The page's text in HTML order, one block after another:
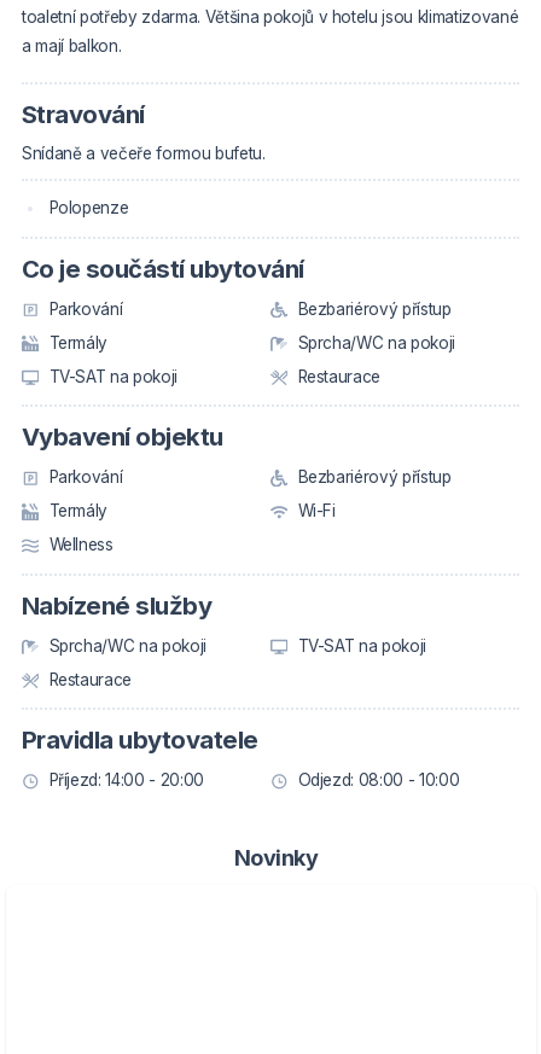
toaletní potřeby zdarma. Většina pokojů v hotelu jsou klimatizované
a mají balkon.
Stravování
Snídaně a večeře formou bufetu.
Polopenze
Co je součástí ubytování
Parkování
Bezbariérový přístup
Termály
Sprcha/WC na pokoji
TV-SAT na pokoji
Restaurace
Vybavení objektu
Parkování
Bezbariérový přístup
Termály
Wi-Fi
Wellness
Nabízené služby
Sprcha/WC na pokoji
TV-SAT na pokoji
Restaurace
Pravidla ubytovatele
Příjezd: 14:00 - 20:00 Odjezd: 08:00 - 10:00
Novinky